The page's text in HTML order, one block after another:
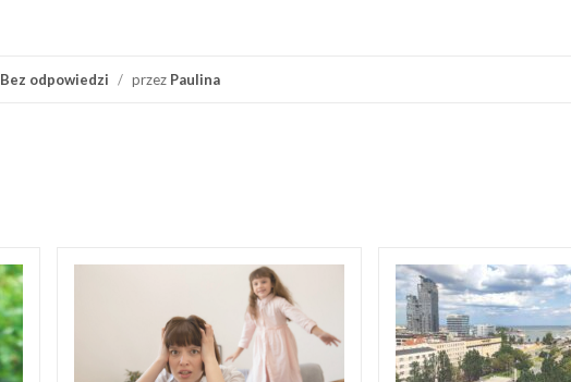
Bez odpowiedzi / przez Paulina